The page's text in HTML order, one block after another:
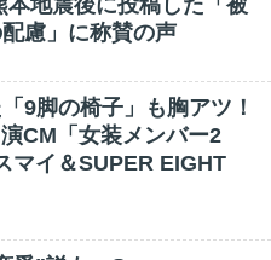
本地震後に投稿した「被
慮」に称賛の声
9脚の椅子」も胸アツ！
CM「女装メンバー2
マイ＆SUPER EIGHT